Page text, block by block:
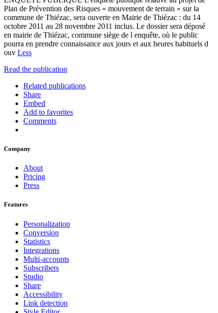
Plan de Prévention des Risques « mouvement de terrain » sur la
commune de Thiézac, sera ouverte en Mairie de Thiézac : du 14
octobre 2011 au 28 novembre 2011 inclus. Le dossier sera déposé
en mairie de Thiézac, commune siège de l enquête, où le public
pourra en prendre connaissance aux jours et aux heures habituels d
ouv Less
Read the publication
Related publications
Share
Embed
Add to favorites
Comments
Company
About
Pricing
Press
Features
Personalization
Conversion
Statistics
Integrations
Multi-accounts
Subscribers
Studio
Share
Accessibility
Link detection